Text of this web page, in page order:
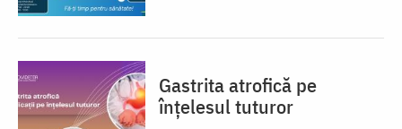
Gastrita atrofică pe
înțelesul tuturor